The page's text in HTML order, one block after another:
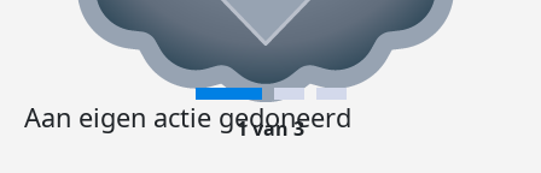
Aan eigen actie gedoneerd
1 van 3